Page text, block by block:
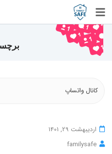
کانال واتساپ
اردیبهشت 29, 1401
familysafe